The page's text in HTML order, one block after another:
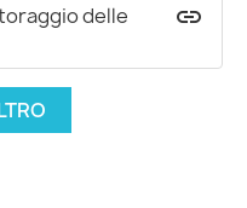
delle
insert_link